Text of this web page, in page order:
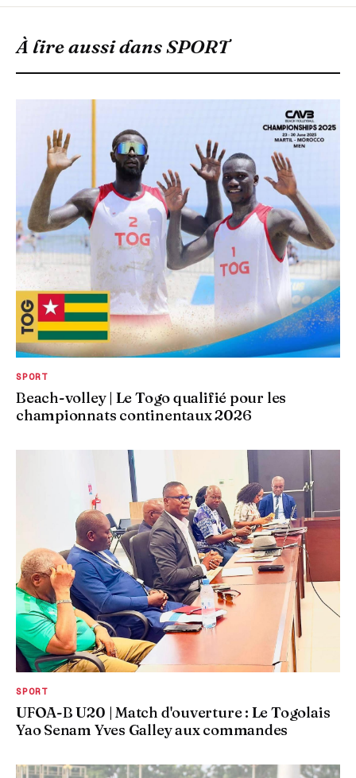
À lire aussi dansSPORT
SPORT
Beach-volley | Le Togo qualifié pour les
championnats continentaux 2026
SPORT
UFOA-B U20 | Match d'ouverture : Le Togolais
Yao Senam Yves Galley aux commandes